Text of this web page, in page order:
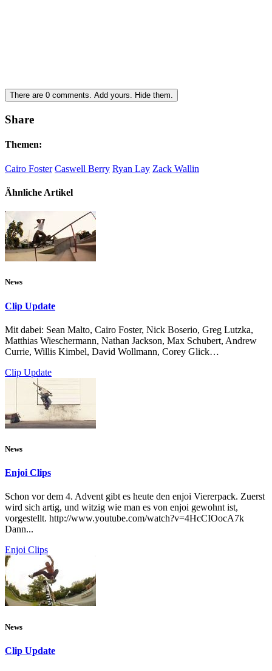
There are 0 comments. Add yours. Hide them.
Share
Themen:
Cairo Foster Caswell Berry Ryan Lay Zack Wallin
Ähnliche Artikel
News
Clip Update
Mit dabei: Sean Malto, Cairo Foster, Nick Boserio, Greg Lutzka,
Matthias Wieschermann, Nathan Jackson, Max Schubert, Andrew
Currie, Willis Kimbel, David Wollmann, Corey Glick…
Clip Update
News
Enjoi Clips
Schon vor dem 4. Advent gibt es heute den enjoi Viererpack. Zuerst
wird sich artig, und witzig wie man es von enjoi gewohnt ist,
vorgestellt. http://www.youtube.com/watch?v=4HcCIOocA7k
Dann...
Enjoi Clips
News
Clip Update